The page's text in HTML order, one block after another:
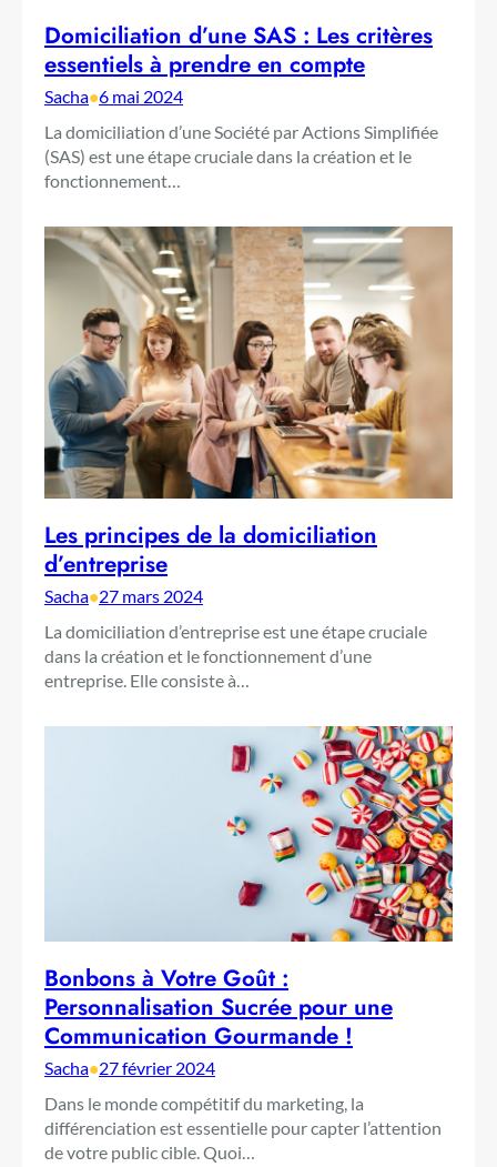
Domiciliation d’une SAS : Les critères
essentiels à prendre en compte
Sacha•6 mai 2024
La domiciliation d’une Société par Actions Simplifiée
(SAS) est une étape cruciale dans la création et le
fonctionnement…
Les principes de la domiciliation
d’entreprise
Sacha•27 mars 2024
La domiciliation d’entreprise est une étape cruciale
dans la création et le fonctionnement d’une
entreprise. Elle consiste à…
Bonbons à Votre Goût :
Personnalisation Sucrée pour une
Communication Gourmande !
Sacha•27 février 2024
Dans le monde compétitif du marketing, la
différenciation est essentielle pour capter l’attention
de votre public cible. Quoi…